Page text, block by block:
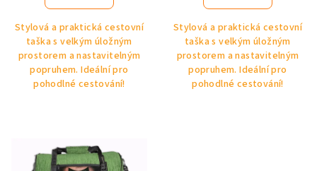
z
5
hvězdiček.
Stylová a praktická cestovní
taška s velkým úložným
prostorem a nastavitelným
popruhem. Ideální pro
pohodlné cestování!
z
5
hvězdiček.
Stylová a praktická cestovní
taška s velkým úložným
prostorem a nastavitelným
popruhem. Ideální pro
pohodlné cestování!